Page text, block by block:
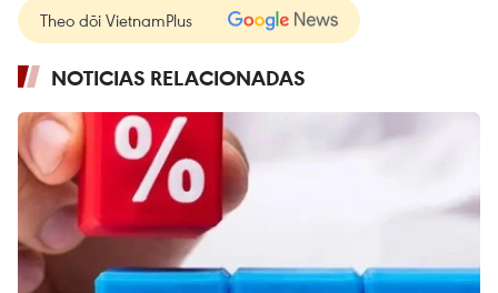
Theo dõi VietnamPlus
NOTICIAS RELACIONADAS